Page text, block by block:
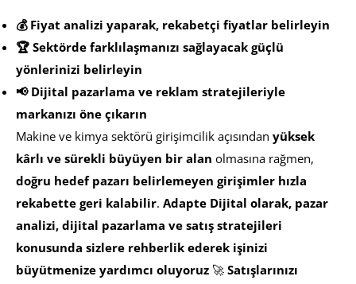
💰 Fiyat analizi yaparak, rekabetçi fiyatlar belirleyin
🏆 Sektörde farklılaşmanızı sağlayacak güçlü
yönlerinizi belirleyin
📢 Dijital pazarlama ve reklam stratejileriyle
markanızı öne çıkarın
Makine ve kimya sektörü girişimcilik açısından yüksek
kârlı ve sürekli büyüyen bir alan olmasına rağmen,
doğru hedef pazarı belirlemeyen girişimler hızla
rekabette geri kalabilir. Adapte Dijital olarak, pazar
analizi, dijital pazarlama ve satış stratejileri
konusunda sizlere rehberlik ederek işinizi
büyütmenize yardımcı oluyoruz 🚀 Satışlarınızı